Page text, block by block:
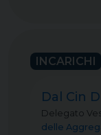
INCARICHI
Dal Cin
Delegato
delle